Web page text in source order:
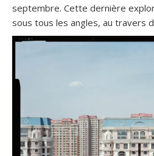
septembre. Cette dernière
sous tous les angles, au travers